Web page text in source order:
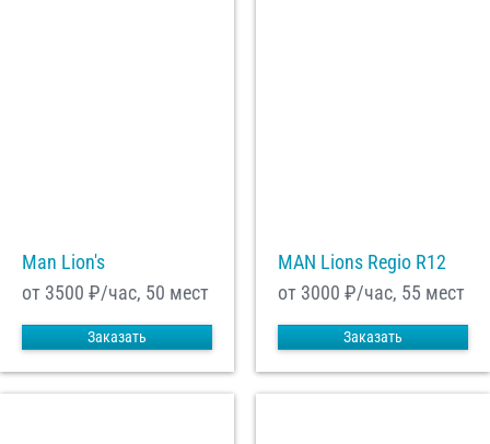
Man Lion's
от 3500 ₽/час, 50 мест
Заказать
MAN Lions Regio R12
от 3000 ₽/час, 55 мест
Заказать
Отправить заказ